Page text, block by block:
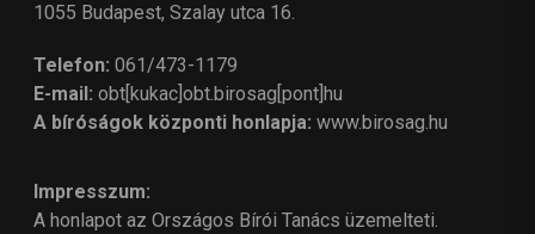
1055 Budapest, Szalay utca 16.
Telefon: 061/473-1179
E-mail: obt[kukac]obt.birosag[pont]hu
A bíróságok központi honlapja: www.birosag.hu
Impresszum:
A honlapot az Országos Bírói Tanács üzemelteti.